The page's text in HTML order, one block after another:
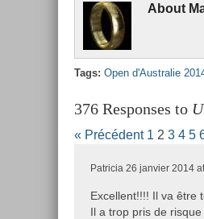
About
Tags: Open d'Australie
376 Responses to
« Précédent 1 2 3 4 5
Patricia 26 janvier 2014
Excellent!!!! Il va être
Il a trop pris de